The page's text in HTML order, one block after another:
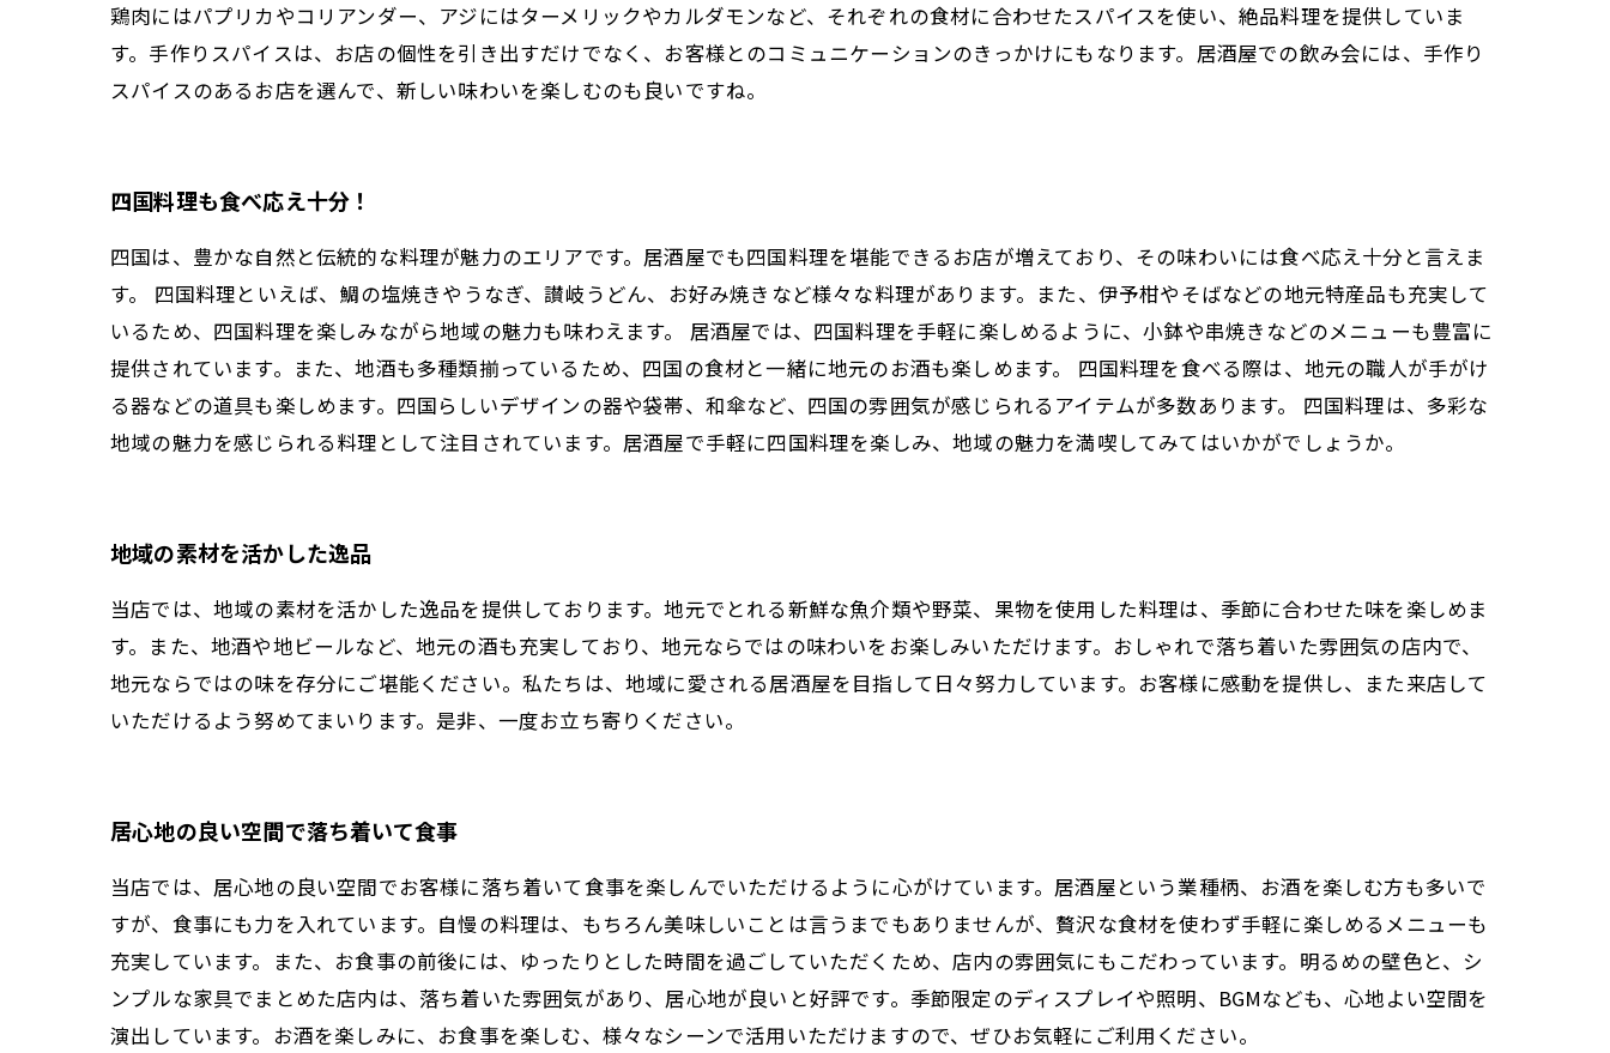
鶏肉にはパプリカやコリアンダー、アジにはターメリックやカルダモンなど、それぞれの食材に合わせたスパイスを使い、絶品料理を提供していま
す。手作りスパイスは、お店の個性を引き出すだけでなく、お客様とのコミュニケーションのきっかけにもなります。居酒屋での飲み会には、手作り
スパイスのあるお店を選んで、新しい味わいを楽しむのも良いですね。
四国料理も食べ応え十分！
四国は、豊かな自然と伝統的な料理が魅力のエリアです。居酒屋でも四国料理を堪能できるお店が増えており、その味わいには食べ応え十分と言えま
す。 四国料理といえば、鯛の塩焼きやうなぎ、讃岐うどん、お好み焼きなど様々な料理があります。また、伊予柑やそばなどの地元特産品も充実して
いるため、四国料理を楽しみながら地域の魅力も味わえます。 居酒屋では、四国料理を手軽に楽しめるように、小鉢や串焼きなどのメニューも豊富に
提供されています。また、地酒も多種類揃っているため、四国の食材と一緒に地元のお酒も楽しめます。 四国料理を食べる際は、地元の職人が手がけ
る器などの道具も楽しめます。四国らしいデザインの器や袋帯、和傘など、四国の雰囲気が感じられるアイテムが多数あります。 四国料理は、多彩な
地域の魅力を感じられる料理として注目されています。居酒屋で手軽に四国料理を楽しみ、地域の魅力を満喫してみてはいかがでしょうか。
地域の素材を活かした逸品
当店では、地域の素材を活かした逸品を提供しております。地元でとれる新鮮な魚介類や野菜、果物を使用した料理は、季節に合わせた味を楽しめま
す。また、地酒や地ビールなど、地元の酒も充実しており、地元ならではの味わいをお楽しみいただけます。おしゃれで落ち着いた雰囲気の店内で、
地元ならではの味を存分にご堪能ください。私たちは、地域に愛される居酒屋を目指して日々努力しています。お客様に感動を提供し、また来店して
いただけるよう努めてまいります。是非、一度お立ち寄りください。
居心地の良い空間で落ち着いて食事
当店では、居心地の良い空間でお客様に落ち着いて食事を楽しんでいただけるように心がけています。居酒屋という業種柄、お酒を楽しむ方も多いで
すが、食事にも力を入れています。自慢の料理は、もちろん美味しいことは言うまでもありませんが、贅沢な食材を使わず手軽に楽しめるメニューも
充実しています。また、お食事の前後には、ゆったりとした時間を過ごしていただくため、店内の雰囲気にもこだわっています。明るめの壁色と、シ
ンプルな家具でまとめた店内は、落ち着いた雰囲気があり、居心地が良いと好評です。季節限定のディスプレイや照明、BGMなども、心地よい空間を
演出しています。お酒を楽しみに、お食事を楽しむ、様々なシーンで活用いただけますので、ぜひお気軽にご利用ください。